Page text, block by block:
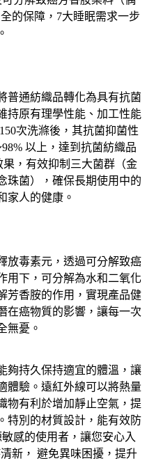
的保障，7大睡眠需求一步
普通紡織品轉化為具有抗菌
持原有理學性能、加工性能
次洗滌後，其抗菌抑菌性
以上，達到抗菌紡織品
，有效抑制三大菌群（金
珠菌），確保長期使用中的
家人的健康。
放毒素元，透過可分解致癌
用下，可分解為水和二氧化
芳香胺的作用，實現產品健
在癌物質的影響，讓每一次
無憂。
夠持久保持適宜的體溫，讓
體驗。遠紅外線可以將熱量
物有利於增加靜止空氣，提
特別的材質設計，能有效防
感的使用者，讓您安心入
新， 避免異味困擾，提升